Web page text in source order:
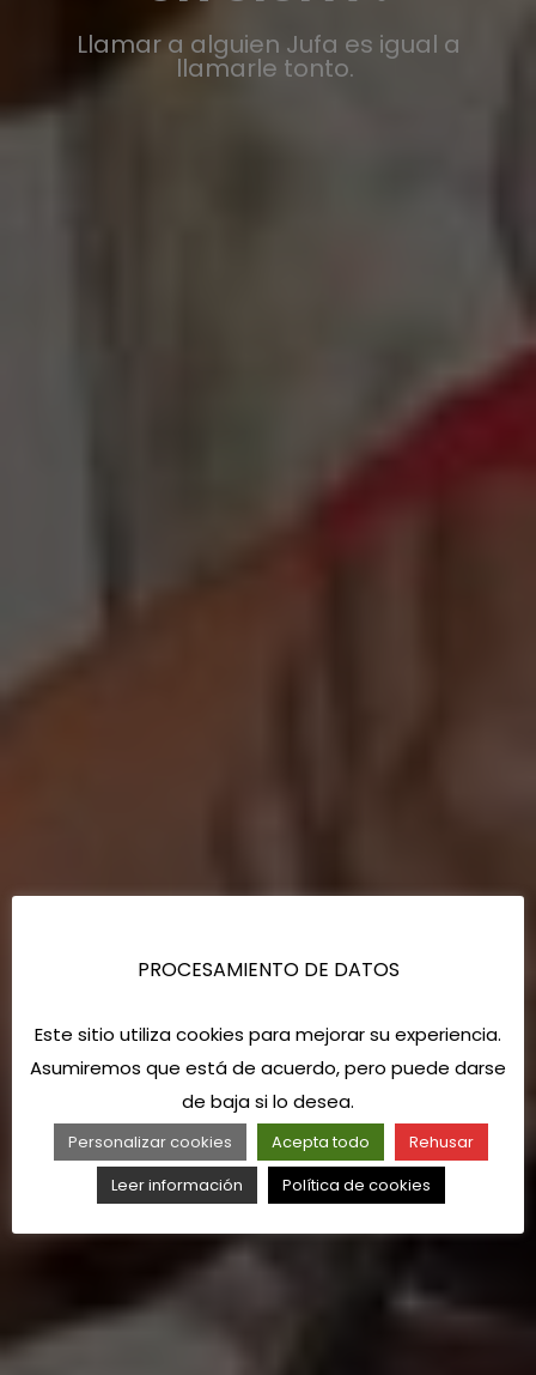
Llamar a alguien Jufa es igual a
llamarle tonto.
PROCESAMIENTO DE DATOS
Este sitio utiliza cookies para mejorar su experiencia.
Asumiremos que está de acuerdo, pero puede darse
de baja si lo desea.
Personalizar cookies Acepta todo
Rehusar
Leer información
Política de cookies